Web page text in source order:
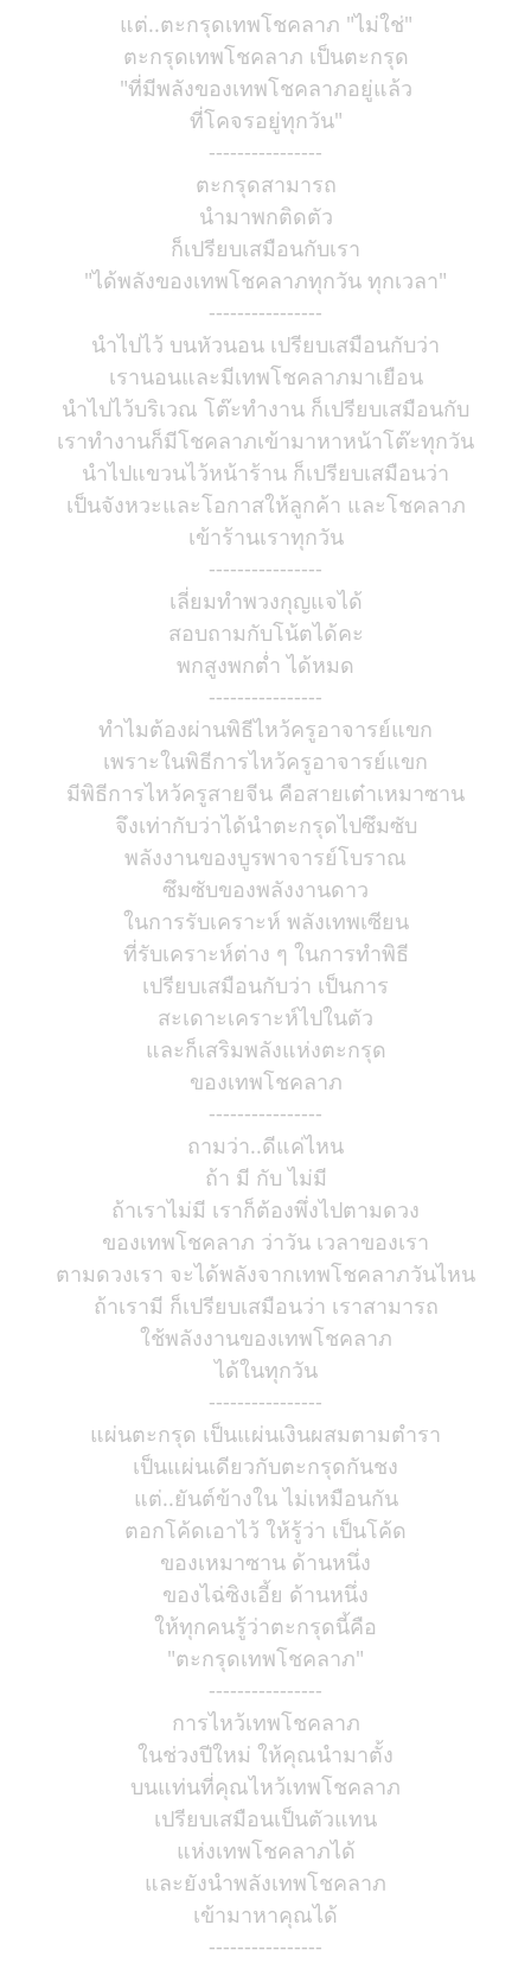
แต่..ตะกรุดเทพโชคลาภ "ไม่ใช่"
ตะกรุดเทพโชคลาภ เป็นตะกรุด
"ที่มีพลังของเทพโชคลาภอยู่แล้ว
ที่โคจรอยู่ทุกวัน"
----------------
ตะกรุดสามารถ
นำมาพกติดตัว
ก็เปรียบเสมือนกับเรา
"ได้พลังของเทพโชคลาภทุกวัน ทุกเวลา"
----------------
นำไปไว้ บนหัวนอน เปรียบเสมือนกับว่า
เรานอนและมีเทพโชคลาภมาเยือน
นำไปไว้บริเวณ โต๊ะทำงาน ก็เปรียบเสมือนกับ
เราทำงานก็มีโชคลาภเข้ามาหาหน้าโต๊ะทุกวัน
นำไปแขวนไว้หน้าร้าน ก็เปรียบเสมือนว่า
เป็นจังหวะและโอกาสให้ลูกค้า และโชคลาภ
เข้าร้านเราทุกวัน
----------------
เลี่ยมทำพวงกุญแจได้
สอบถามกับโน้ตได้คะ
พกสูงพกตํ่า ได้หมด
----------------
ทำไมต้องผ่านพิธีไหว้ครูอาจารย์แขก
เพราะในพิธีการไหว้ครูอาจารย์แขก
มีพิธีการไหว้ครูสายจีน คือสายเต๋าเหมาซาน
จึงเท่ากับว่าได้นำตะกรุดไปซึมซับ
พลังงานของบูรพาจารย์โบราณ
ซึมซับของพลังงานดาว
ในการรับเคราะห์ พลังเทพเซียน
ที่รับเคราะห์ต่าง ๆ ในการทำพิธี
เปรียบเสมือนกับว่า เป็นการ
สะเดาะเคราะห์ไปในตัว
และก็เสริมพลังแห่งตะกรุด
ของเทพโชคลาภ
----------------
ถามว่า..ดีแค่ไหน
ถ้า มี กับ ไม่มี
ถ้าเราไม่มี เราก็ต้องพึ่งไปตามดวง
ของเทพโชคลาภ ว่าวัน เวลาของเรา
ตามดวงเรา จะได้พลังจากเทพโชคลาภวันไหน
ถ้าเรามี ก็เปรียบเสมือนว่า เราสามารถ
ใช้พลังงานของเทพโชคลาภ
ได้ในทุกวัน
----------------
แผ่นตะกรุด เป็นแผ่นเงินผสมตามตำรา
เป็นแผ่นเดียวกับตะกรุดกันชง
แต่..ยันต์ข้างใน ไม่เหมือนกัน
ตอกโค้ดเอาไว้ ให้รู้ว่า เป็นโค้ด
ของเหมาซาน ด้านหนึ่ง
ของไฉ่ซิงเอี้ย ด้านหนึ่ง
ให้ทุกคนรู้ว่าตะกรุดนี้คือ
"ตะกรุดเทพโชคลาภ"
----------------
การไหว้เทพโชคลาภ
ในช่วงปีใหม่ ให้คุณนำมาตั้ง
บนแท่นที่คุณไหว้เทพโชคลาภ
เปรียบเสมือนเป็นตัวแทน
แห่งเทพโชคลาภได้
และยังนำพลังเทพโชคลาภ
เข้ามาหาคุณได้
----------------